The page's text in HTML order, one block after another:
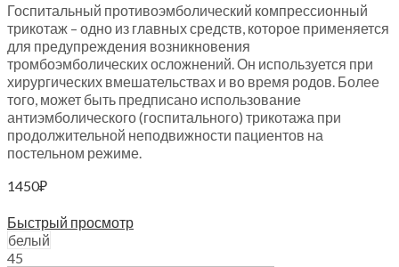
Госпитальный противоэмболический компрессионный
трикотаж – одно из главных средств, которое применяется
для предупреждения возникновения
тромбоэмболических осложнений. Он используется при
хирургических вмешательствах и во время родов. Более
того, может быть предписано использование
антиэмболического (госпитального) трикотажа при
продолжительной неподвижности пациентов на
постельном режиме.
1450₽
Быстрый просмотр
белый
45